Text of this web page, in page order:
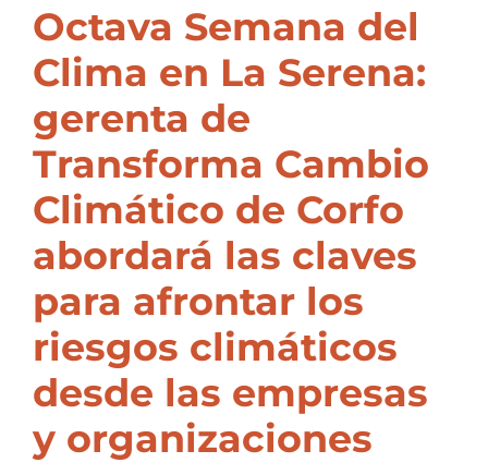
Octava Semana del
Clima en La Serena:
gerenta de
Transforma Cambio
Climático de Corfo
abordará las claves
para afrontar los
riesgos climáticos
desde las empresas
y organizaciones